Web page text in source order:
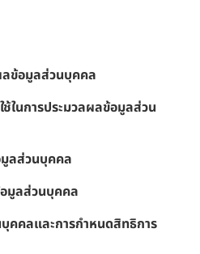
ลข้อมูลส่วนบุคคล
ในการประมวลผลข้อมูลส่วน
มูลส่วนบุคคล
อมูลส่วนบุคคล
คคลและการกำหนดสิทธิการ